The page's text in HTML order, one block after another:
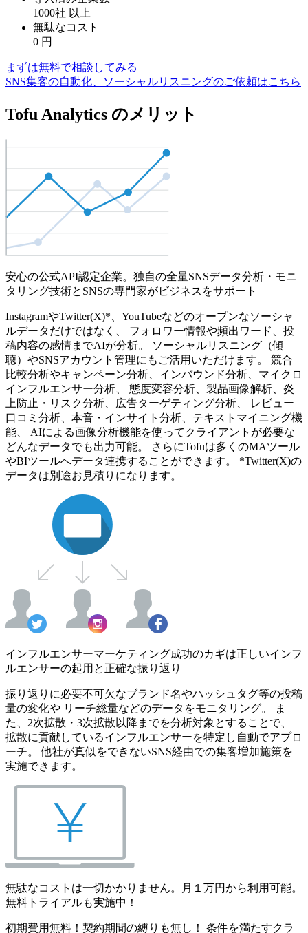
1000社 以上
無駄なコスト
0 円
まずは無料で相談してみる
SNS集客の自動化、ソーシャルリスニングのご依頼はこちら
Tofu Analytics のメリット
安心の公式API認定企業。独自の全量SNSデータ分析・モニ
タリング技術とSNSの専門家がビジネスをサポート
InstagramやTwitter(X)*、YouTubeなどのオープンなソーシャ
ルデータだけではなく、 フォロワー情報や頻出ワード、投
稿内容の感情までAIが分析。 ソーシャルリスニング（傾
聴）やSNSアカウント管理にもご活用いただけます。 競合
比較分析やキャンペーン分析、インバウンド分析、マイクロ
インフルエンサー分析、 態度変容分析、製品画像解析、炎
上防止・リスク分析、広告ターゲティング分析、 レビュー
口コミ分析、本音・インサイト分析、テキストマイニング機
能、 AIによる画像分析機能を使ってクライアントが必要な
どんなデータでも出力可能。 さらにTofuは多くのMAツール
やBIツールへデータ連携することができます。 *Twitter(X)の
データは別途お見積りになります。
インフルエンサーマーケティング成功のカギは正しいインフ
ルエンサーの起用と正確な振り返り
振り返りに必要不可欠なブランド名やハッシュタグ等の投稿
量の変化や リーチ総量などのデータをモニタリング。 ま
た、2次拡散・3次拡散以降までを分析対象とすることで、
拡散に貢献しているインフルエンサーを特定し自動でアプロ
ーチ。 他社が真似をできないSNS経由での集客増加施策を
実施できます。
無駄なコストは一切かかりません。月１万円から利用可能。
無料トライアルも実施中！
初期費用無料！契約期間の縛りも無し！ 条件を満たすクラ